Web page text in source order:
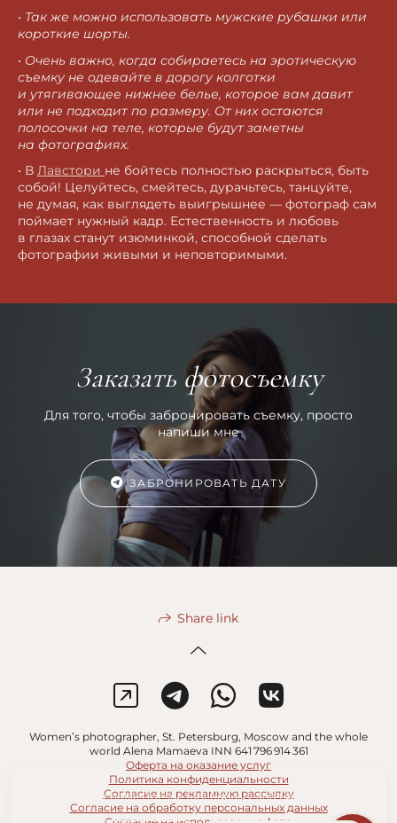
• Так же можно использовать мужские рубашки или
короткие шорты.
• Очень важно, когда собираетесь на эротическую
съемку не одевайте в дорогу колготки
и утягивающее нижнее белье, которое вам давит
или не подходит по размеру. От них остаются
полосочки на теле, которые будут заметны
на фотографиях.
• В Лавстори не бойтесь полностью раскрыться, быть
собой! Целуйтесь, смейтесь, дурачьтесь, танцуйте,
не думая, как выглядеть выигрышнее — фотограф сам
поймает нужный кадр. Естественность и любовь
в глазах станут изюминкой, способной сделать
фотографии живыми и неповторимыми.
Заказать фотосъемку
Для того, чтобы забронировать съемку, просто
напиши мне
ЗАБРОНИРОВАТЬ ДАТУ
Share link
Women’s photographer, St. Petersburg, Moscow and the whole
world Alena Mamaeva INN 641 796 914 361
Оферта на оказание услуг
Политика конфиденциальности
Согласие на рекламную рассылку
Согласие на обработку персональных данных
This site uses cookies for site functionality and traffic analysis.